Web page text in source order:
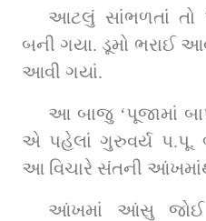
આટલું સાંભળતાં તો
બની ગયા. ડૂમો ભરાઈ
આવી ગયાં.
આ બાજુ ‘પૂજામાં
એ પહેલાં ગુરુવર્ય પ.પૂ.
આ વિચારે સંતની
આંખમાં આંસુ જોઈ